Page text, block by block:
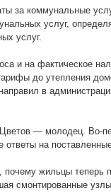
за коммунальные
услуг,
услуг.
и на фактическое
до утепления
в
— молодец. Во-
ответы на
жильцы теперь
смонтированные